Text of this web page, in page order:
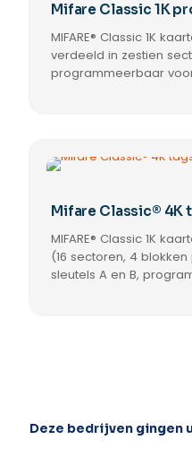
Mifare Classic 1K
MIFARE® Classic 1K
verdeeld in zestien
programmeerbaar
Mifare Classic® 4K
MIFARE® Classic 1K
(16 sectoren, 4
sleutels A en B,
Deze bedrijven gingen